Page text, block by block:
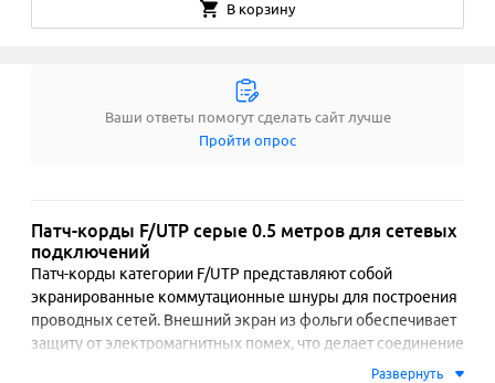
В корзину
Ваши ответы помогут сделать сайт лучше
Пройти опрос
Патч-корды F/UTP серые 0.5 метров для сетевых
подключений
Патч-корды категории F/UTP представляют собой
экранированные коммутационные шнуры для построения
проводных сетей. Внешний экран из фольги обеспечивает
защиту от электромагнитных помех, что делает соединение
стабильным в условиях близкого расположения к Развернуть